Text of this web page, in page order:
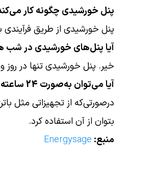
پنل خورشیدی چگونه کار
پنل خورشیدی از طریق فرآیندی
آیا پنل‌های خورشیدی در شب
خیر. پنل خورشیدی تنها در روز
آیا می‌توان به‌صورت 24 ساعته از برق خورشیدی استفاده کرد؟
درصورتی‌که از تجهیزاتی مثل
بتوان از آن استفاده کرد.
منبع: Energysage